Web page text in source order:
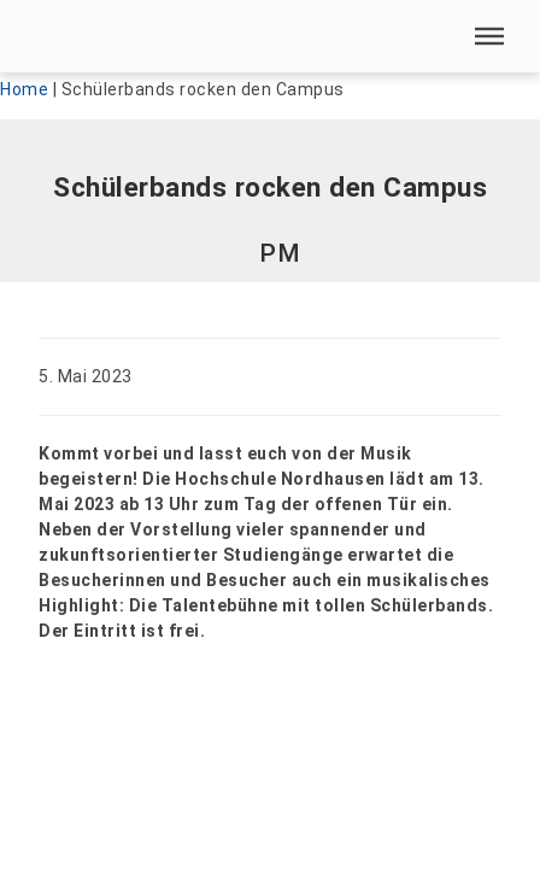
Menü überspringen
Home Schülerbands rocken den Campus
Schülerbands rocken den Campus
PM
5. Mai 2023
Kommt vorbei und lasst euch von der Musik
begeistern! Die Hochschule Nordhausen lädt am 13.
Mai 2023 ab 13 Uhr zum Tag der offenen Tür ein.
Neben der Vorstellung vieler spannender und
zukunftsorientierter Studiengänge erwartet die
Besucherinnen und Besucher auch ein musikalisches
Highlight: Die Talentebühne mit tollen Schülerbands.
Der Eintritt ist frei.